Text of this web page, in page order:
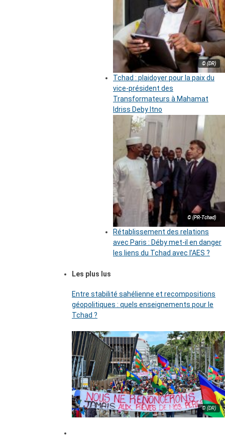
© (DR)
Tchad : plaidoyer pour la paix du
vice-président des
Transformateurs à Mahamat
Idriss Deby Itno
© (PR-Tchad)
Rétablissement des relations
avec Paris : Déby met-il en danger
les liens du Tchad avec l’AES ?
Les plus lus
Entre stabilité sahélienne et recompositions
géopolitiques : quels enseignements pour le
Tchad ?
© (DR)